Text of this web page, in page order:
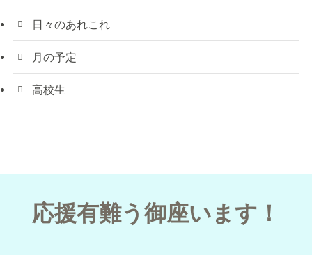
日々のあれこれ
月の予定
高校生
応援有難う御座います！